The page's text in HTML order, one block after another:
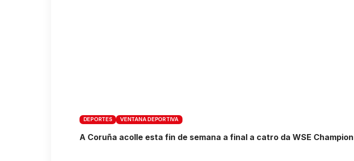
DEPORTES VENTANA DEPORTIVA
A Coruña acolle esta fin de semana a final a catro da WSE